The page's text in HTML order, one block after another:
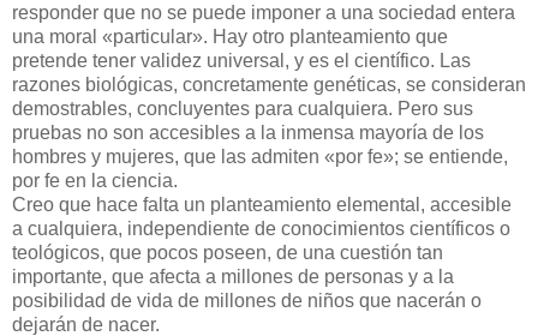
responder que no se puede imponer a una sociedad entera
una moral «particular». Hay otro planteamiento que
pretende tener validez universal, y es el científico. Las
razones biológicas, concretamente genéticas, se consideran
demostrables, concluyentes para cualquiera. Pero sus
pruebas no son accesibles a la inmensa mayoría de los
hombres y mujeres, que las admiten «por fe»; se entiende,
por fe en la ciencia.
Creo que hace falta un planteamiento elemental, accesible
a cualquiera, independiente de conocimientos científicos o
teológicos, que pocos poseen, de una cuestión tan
importante, que afecta a millones de personas y a la
posibilidad de vida de millones de niños que nacerán o
dejarán de nacer.